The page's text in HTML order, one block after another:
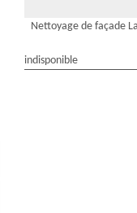
Nettoyage de façade
indisponible